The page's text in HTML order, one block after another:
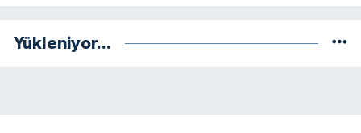
Yükleniyor...